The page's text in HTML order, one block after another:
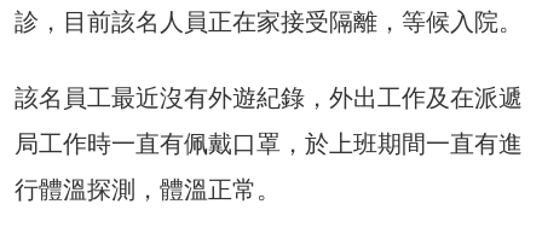
診，目前該名人員正在家接受隔離，等候入院。
該名員工最近沒有外遊紀錄，外出工作及在派遞
局工作時一直有佩戴口罩，於上班期間一直有進
行體溫探測，體溫正常。